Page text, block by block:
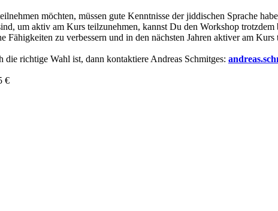
möchten, müssen gute Kenntnisse der jiddischen Sprache
um aktiv am Kurs teilzunehmen, kannst Du den Workshop trotzdem
zu verbessern und in den nächsten Jahren aktiver am Kurs
richtige Wahl ist, dann kontaktiere Andreas Schmitges:
€